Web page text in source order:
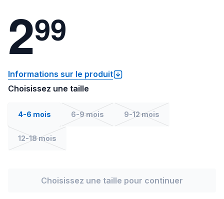
299
Informations sur le produit
Choisissez une taille
4-6 mois 6-9 mois 9-12 mois
12-18 mois
Choisissez une taille pour continuer